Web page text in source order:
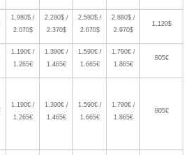
1.980$ /
2.070$
2.280$ /
2.370$
2.580$ /
2.670$
2.880$ /
2.970$
1.120$
1.190€ /
1.265€
1.390€ /
1.465€
1.590€ /
1.665€
1.790€ /
1.865€
805€
1.190€ /
1.265€
1.390€ /
1.465€
1.590€ /
1.665€
1.790€ /
1.865€
805€